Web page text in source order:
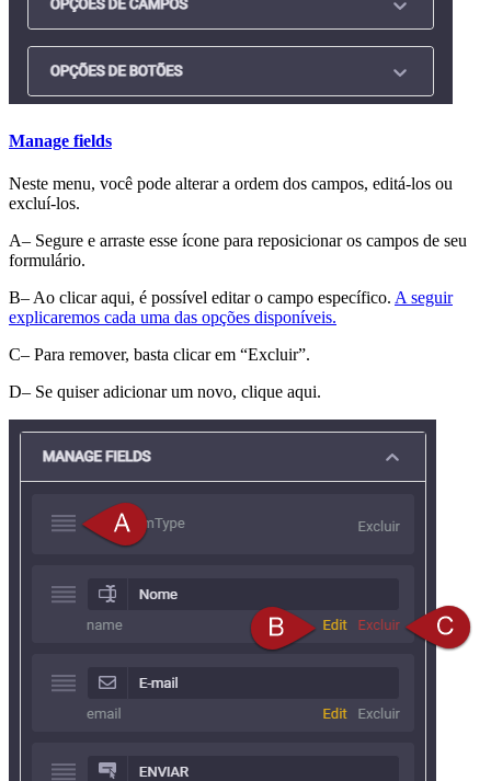
Manage fields
Neste menu, você pode alterar a ordem dos campos, editá-los ou
excluí-los.
A– Segure e arraste esse ícone para reposicionar os campos de seu
formulário.
B– Ao clicar aqui, é possível editar o campo específico. A seguir
explicaremos cada uma das opções disponíveis.
C– Para remover, basta clicar em “Excluir”.
D– Se quiser adicionar um novo, clique aqui.